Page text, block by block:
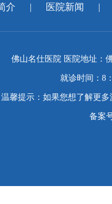
介 | 医院新闻 |
佛山名仕医院 医院地址：
就诊时间：8
温馨提示：如果您想了解更
备案